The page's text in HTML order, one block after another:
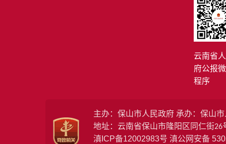
云南省
府公报
程序
主办：保山市人民政府 承办：保山
地址：云南省保山市隆阳区同仁街26
滇ICP备12002983号 滇公网安备